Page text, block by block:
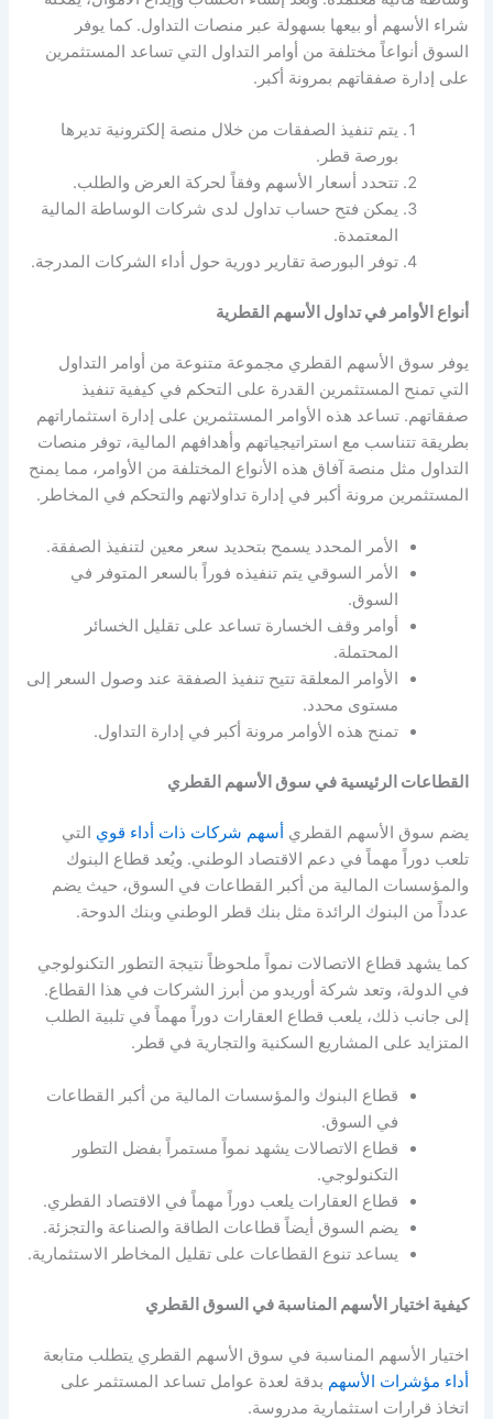
شراء الأسهم أو بيعها بسهولة عبر منصات التداول. كما يوفر
السوق أنواعاً مختلفة من أوامر التداول التي تساعد المستثمرين
على إدارة صفقاتهم بمرونة أكبر.
يتم تنفيذ الصفقات من خلال منصة إلكترونية تديرها
بورصة قطر.
تتحدد أسعار الأسهم وفقاً لحركة العرض والطلب.
يمكن فتح حساب تداول لدى شركات الوساطة المالية
المعتمدة.
توفر البورصة تقارير دورية حول أداء الشركات المدرجة.
أنواع الأوامر في تداول الأسهم القطرية
يوفر سوق الأسهم القطري مجموعة متنوعة من أوامر التداول
التي تمنح المستثمرين القدرة على التحكم في كيفية تنفيذ
صفقاتهم. تساعد هذه الأوامر المستثمرين على إدارة استثماراتهم
بطريقة تتناسب مع استراتيجياتهم وأهدافهم المالية، توفر منصات
التداول مثل منصة آفاق هذه الأنواع المختلفة من الأوامر، مما يمنح
المستثمرين مرونة أكبر في إدارة تداولاتهم والتحكم في المخاطر.
الأمر المحدد يسمح بتحديد سعر معين لتنفيذ الصفقة.
الأمر السوقي يتم تنفيذه فوراً بالسعر المتوفر في
السوق.
أوامر وقف الخسارة تساعد على تقليل الخسائر
المحتملة.
الأوامر المعلقة تتيح تنفيذ الصفقة عند وصول السعر إلى
مستوى محدد.
تمنح هذه الأوامر مرونة أكبر في إدارة التداول.
القطاعات الرئيسية في سوق الأسهم القطري
يضم سوق الأسهم القطري أسهم شركات ذات أداء قويالتي
تلعب دوراً مهماً في دعم الاقتصاد الوطني. ويُعد قطاع البنوك
والمؤسسات المالية من أكبر القطاعات في السوق، حيث يضم
عدداً من البنوك الرائدة مثل بنك قطر الوطني وبنك الدوحة.
كما يشهد قطاع الاتصالات نمواً ملحوظاً نتيجة التطور التكنولوجي
في الدولة، وتعد شركة أوريدو من أبرز الشركات في هذا القطاع.
إلى جانب ذلك، يلعب قطاع العقارات دوراً مهماً في تلبية الطلب
المتزايد على المشاريع السكنية والتجارية في قطر.
قطاع البنوك والمؤسسات المالية من أكبر القطاعات
في السوق.
قطاع الاتصالات يشهد نمواً مستمراً بفضل التطور
التكنولوجي.
قطاع العقارات يلعب دوراً مهماً في الاقتصاد القطري.
يضم السوق أيضاً قطاعات الطاقة والصناعة والتجزئة.
يساعد تنوع القطاعات على تقليل المخاطر الاستثمارية.
كيفية اختيار الأسهم المناسبة في السوق القطري
اختيار الأسهم المناسبة في سوق الأسهم القطري يتطلب متابعة
أداء مؤشرات الأسهمبدقة لعدة عوامل تساعد المستثمر على
اتخاذ قرارات استثمارية مدروسة.